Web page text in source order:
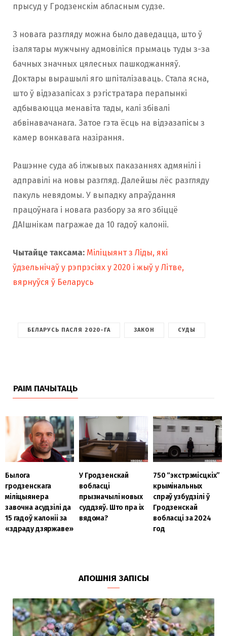
прысуд у Гродзенскім абласным судзе.
З новага разгляду можна было даведацца, што ў
ізалятары мужчыну адмовіліся прымаць туды з-за
бачных значных цялесных пашкоджанняў.
Доктары вырашылі яго шпіталізаваць. Стала ясна,
што ў відэазапісах з рэгістратара перапынкі
адбываюцца менавіта тады, калі збівалі
абвінавачанага. Затое гэта ёсць на відэазапісы з
камер вонкавага назірання.
Рашэнне суда аб ілжывых паказаннях адмянілі і
адправілі на новы разгляд. Далейшы лёс разгляду
пакуль невядомы. У выпадку апраўдання
працоўнага і новага разбору за яго збіццё
ДАІшнікам пагражае да 10 гадоў калоніі.
Чытайце таксама: Міліцыянт з Ліды, які
ўдзельнічаў у рэпрэсіях у 2020 і жыў у Літве,
вярнуўся ў Беларусь
БЕЛАРУСЬ ПАСЛЯ 2020-ГА ЗАКОН СУДЫ
РАІМ ПАЧЫТАЦЬ
Былога
гродзенскага
міліцыянера
завочна асудзілі да
15 гадоў калоніі за
«здраду дзяржаве»
У Гродзенскай
вобласці
прызначылі новых
суддзяў. Што пра іх
вядома?
750 “экстрэмісцкіх”
крымінальных
спраў узбудзілі ў
Гродзенскай
вобласці за 2024
год
АПОШНІЯ ЗАПІСЫ